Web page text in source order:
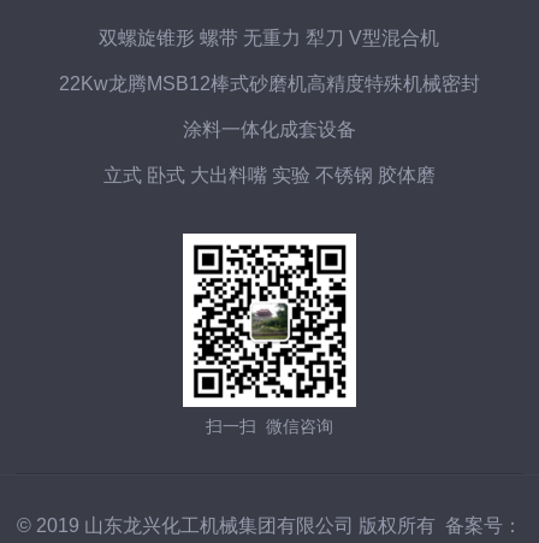
双螺旋锥形 螺带 无重力 犁刀 V型混合机
22Kw龙腾MSB12棒式砂磨机高精度特殊机械密封
涂料一体化成套设备
立式 卧式 大出料嘴 实验 不锈钢 胶体磨
扫一扫 微信咨询
© 2019 山东龙兴化工机械集团有限公司 版权所有 备案号：